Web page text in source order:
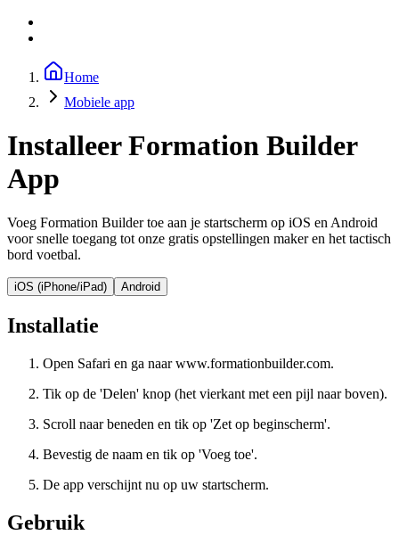
Home
Mobiele app
Installeer Formation Builder
App
Voeg Formation Builder toe aan je startscherm op iOS en Android
voor snelle toegang tot onze gratis opstellingen maker en het tactisch
bord voetbal.
iOS (iPhone/iPad) Android
Installatie
Open Safari en ga naar www.formationbuilder.com.
Tik op de 'Delen' knop (het vierkant met een pijl naar boven).
Scroll naar beneden en tik op 'Zet op beginscherm'.
Bevestig de naam en tik op 'Voeg toe'.
De app verschijnt nu op uw startscherm.
Gebruik